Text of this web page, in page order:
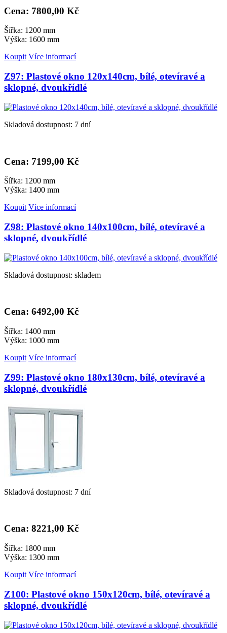
Cena: 7800,00 Kč
Šířka: 1200 mm
Výška: 1600 mm
Koupit Více informací
Z97: Plastové okno 120x140cm, bílé, otevíravé a
sklopné, dvoukřídlé
Skladová dostupnost: 7 dní
Cena: 7199,00 Kč
Šířka: 1200 mm
Výška: 1400 mm
Koupit Více informací
Z98: Plastové okno 140x100cm, bílé, otevíravé a
sklopné, dvoukřídlé
Skladová dostupnost: skladem
Cena: 6492,00 Kč
Šířka: 1400 mm
Výška: 1000 mm
Koupit Více informací
Z99: Plastové okno 180x130cm, bílé, otevíravé a
sklopné, dvoukřídlé
Skladová dostupnost: 7 dní
Cena: 8221,00 Kč
Šířka: 1800 mm
Výška: 1300 mm
Koupit Více informací
Z100: Plastové okno 150x120cm, bílé, otevíravé a
sklopné, dvoukřídlé